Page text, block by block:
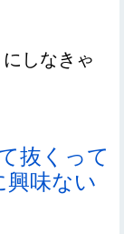
しなきゃ
抜くって
味ない